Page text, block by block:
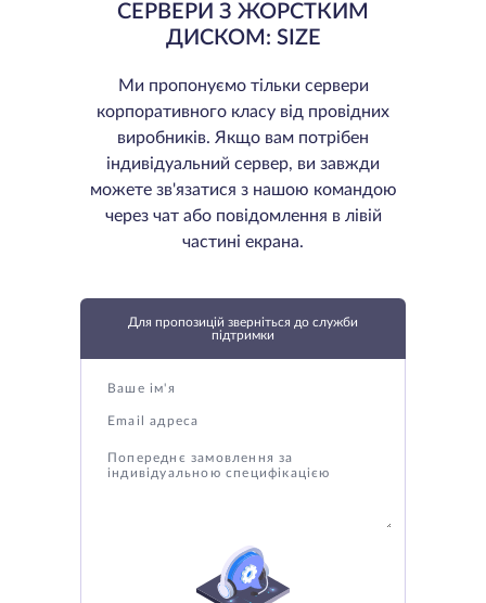
СЕРВЕРИ З ЖОРСТКИМ
ДИСКОМ: SIZE
Ми пропонуємо тільки сервери
корпоративного класу від провідних
виробників. Якщо вам потрібен
індивідуальний сервер, ви завжди
можете зв'язатися з нашою командою
через чат або повідомлення в лівій
частині екрана.
Для пропозицій зверніться до служби
підтримки